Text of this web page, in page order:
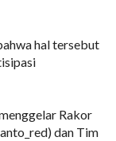
hal tersebut
Rakor
dan Tim